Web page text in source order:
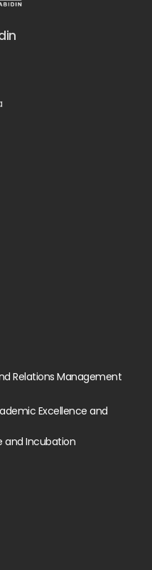
Relations Management
Excellence and
and Incubation